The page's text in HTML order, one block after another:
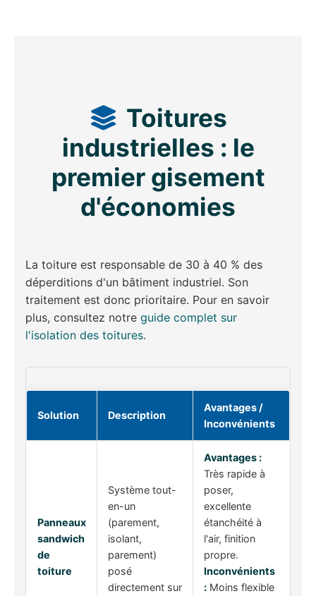
Toitures
industrielles : le
premier gisement
d'économies
La toiture est responsable de 30 à 40 % des
déperditions d'un bâtiment industriel. Son
traitement est donc prioritaire. Pour en savoir
plus, consultez notre guide complet sur
l'isolation des toitures.
Solution Description
Avantages /
Inconvénients
Panneaux
sandwich
de
toiture
Système tout-
en-un
(parement,
isolant,
parement)
posé
directement sur
Avantages :
Très rapide à
poser,
excellente
étanchéité à
l'air, finition
propre.
Inconvénients
: Moins flexible